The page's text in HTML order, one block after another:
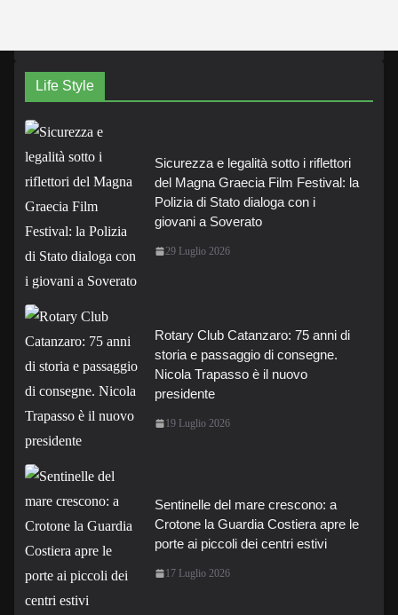
Life Style
Sicurezza e legalità sotto i riflettori
del Magna Graecia Film Festival: la
Polizia di Stato dialoga con i
giovani a Soverato
29 Luglio 2026
Rotary Club Catanzaro: 75 anni di
storia e passaggio di consegne.
Nicola Trapasso è il nuovo
presidente
19 Luglio 2026
Sentinelle del mare crescono: a
Crotone la Guardia Costiera apre le
porte ai piccoli dei centri estivi
17 Luglio 2026